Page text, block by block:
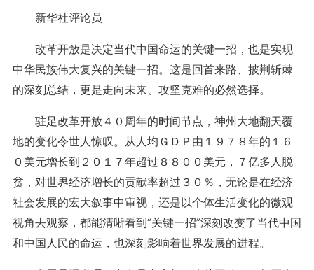
新华社评论员
改革开放是决定当代中国命运的关键一招，也是实现
中华民族伟大复兴的关键一招。这是回首来路、披荆斩棘
的深刻总结，更是走向未来、攻坚克难的必然选择。
驻足改革开放４０周年的时间节点，神州大地翻天覆
地的变化令世人惊叹。从人均ＧＤＰ由１９７８年的１６
０美元增长到２０１７年超过８８００美元，７亿多人脱
贫，对世界经济增长的贡献率超过３０％，无论是在经济
社会发展的宏大叙事中审视，还是以个体生活变化的微观
视角去观察，都能清晰看到“关键一招”深刻改变了当代中国
和中国人民的命运，也深刻影响着世界发展的进程。